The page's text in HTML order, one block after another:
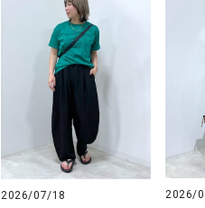
2026/07/18 2026/